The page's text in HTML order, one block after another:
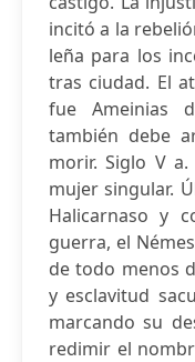
incitó a la
leña para los
tras ciudad. El
fue Ameinias
también debe
morir. Siglo V
mujer singular.
Halicarnaso y
guerra, el
de todo menos
y esclavitud
marcando su
redimir el